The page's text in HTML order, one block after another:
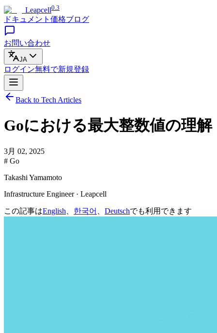
Leapcell0.3
ドキュメント 価格ブログ
お問い合わせ
JA
ログイン無料で新規登録
Back to Tech Articles
Goにおける最大整数値の理解
3月 02, 2025
# Go
Takashi Yamamoto
Infrastructure Engineer · Leapcell
この記事はEnglish 한국어 Deutschでも利用できます